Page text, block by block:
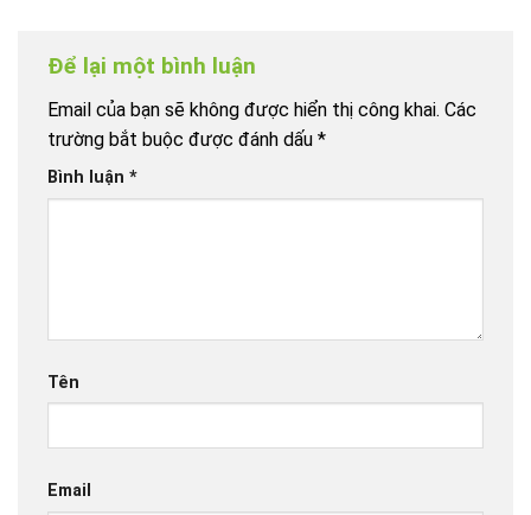
Để lại một bình luận
Email của bạn sẽ không được hiển thị công khai. Các
trường bắt buộc được đánh dấu *
Bình luận *
Tên
Email